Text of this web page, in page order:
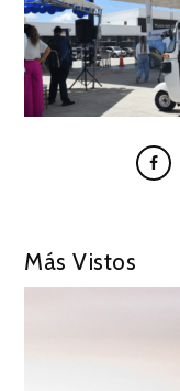
Más Vistos